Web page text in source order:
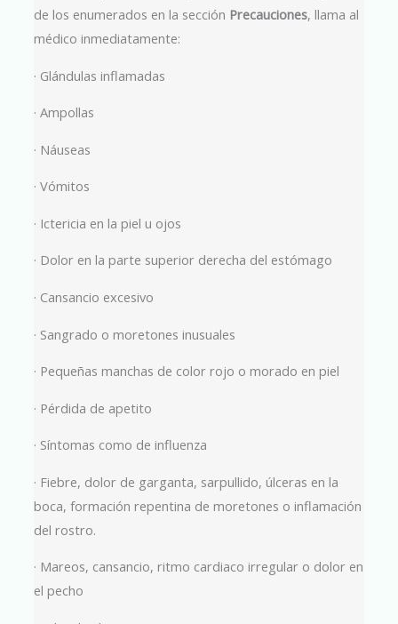
de los enumerados en la sección Precauciones, llama al
médico inmediatamente:
· Glándulas inflamadas
· Ampollas
· Náuseas
· Vómitos
· Ictericia en la piel u ojos
· Dolor en la parte superior derecha del estómago
· Cansancio excesivo
· Sangrado o moretones inusuales
· Pequeñas manchas de color rojo o morado en piel
· Pérdida de apetito
· Síntomas como de influenza
· Fiebre, dolor de garganta, sarpullido, úlceras en la
boca, formación repentina de moretones o inflamación
del rostro.
· Mareos, cansancio, ritmo cardiaco irregular o dolor en
el pecho